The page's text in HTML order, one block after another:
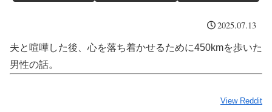
2025.07.13
夫と喧嘩した後、心を落ち着かせるために450kmを歩いた
男性の話。
View Reddit